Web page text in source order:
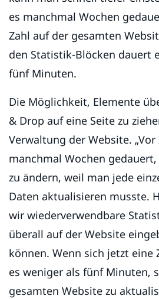
es manchmal Wochen
Zahl auf der gesamten
den Statistik-Blöcken dauert
fünf Minuten.
Die Möglichkeit, Elemente
& Drop auf eine Seite zu
Verwaltung der Website.
manchmal Wochen
zu ändern, weil man jede
Daten aktualisieren musste.
wir wiederverwendbare
überall auf der Website
können. Wenn sich jetzt eine
es weniger als fünf Minuten,
gesamten Website zu